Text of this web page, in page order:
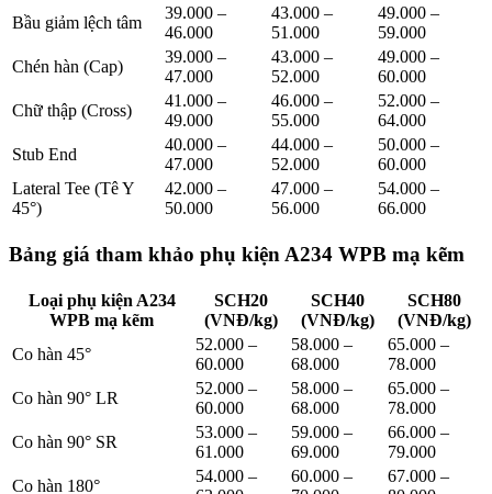
Bầu giảm lệch tâm
39.000 –
46.000
43.000 –
51.000
49.000 –
59.000
Chén hàn (Cap)
39.000 –
47.000
43.000 –
52.000
49.000 –
60.000
Chữ thập (Cross)
41.000 –
49.000
46.000 –
55.000
52.000 –
64.000
Stub End
40.000 –
47.000
44.000 –
52.000
50.000 –
60.000
Lateral Tee (Tê Y
45°)
42.000 –
50.000
47.000 –
56.000
54.000 –
66.000
Bảng giá tham khảo phụ kiện A234 WPB mạ kẽm
Loại phụ kiện A234
WPB mạ kẽm
SCH20
(VNĐ/kg)
SCH40
(VNĐ/kg)
SCH80
(VNĐ/kg)
Co hàn 45°
52.000 –
60.000
58.000 –
68.000
65.000 –
78.000
Co hàn 90° LR
52.000 –
60.000
58.000 –
68.000
65.000 –
78.000
Co hàn 90° SR
53.000 –
61.000
59.000 –
69.000
66.000 –
79.000
Co hàn 180°
54.000 –
60.000 –
67.000 –